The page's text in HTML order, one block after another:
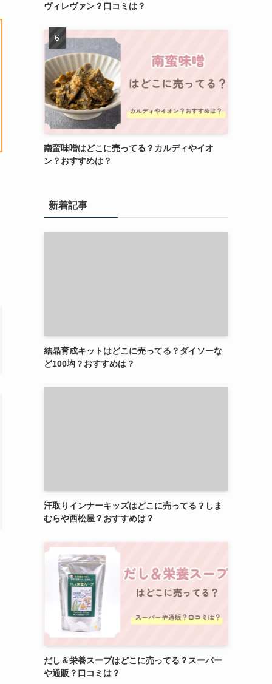
ヴィレヴァン？口コミは？
南蛮味噌はどこに売ってる？カルディやイオ
ン？おすすめは？
新着記事
結晶育成キットはどこに売ってる？ダイソーな
ど100均？おすすめは？
汗取りインナーキッズはどこに売ってる？しま
むらや西松屋？おすすめは？
だし＆栄養スープはどこに売ってる？スーパー
や通販？口コミは？